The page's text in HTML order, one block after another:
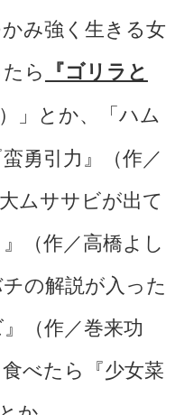
み強く生きる女
ら 『ゴリラと
」とか、「ハム
勇引力』（作／
ムササビが出て
（作／高橋よし
の解説が入った
（作／巻来功
べたら『少女菜